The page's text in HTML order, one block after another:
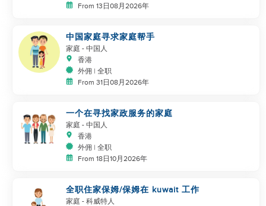
From 13日08月2026年
中国家庭寻求家庭帮手
家庭 - 中国人
香港
外佣 | 全职
From 31日08月2026年
一个在寻找家政服务的家庭
家庭 - 中国人
香港
外佣 | 全职
From 18日10月2026年
全职住家保姆/保姆在 kuwait 工作
家庭 - 科威特人